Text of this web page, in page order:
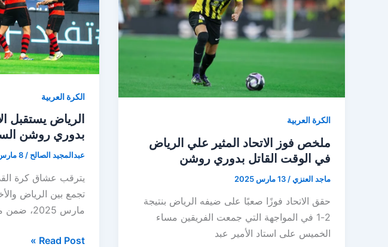
على
الرياض
في
الدوري
السعودي
الكرة العربية
ملخص فوز الاتحاد المثير علي الرياض
في الوقت القاتل بدوري روشن
ماجد العنزي/ 13 مارس 2025
حقق الاتحاد فوزًا صعبًا على ضيفه الرياض بنتيجة
2-1 في المواجهة التي جمعت الفريقين مساء
الخميس على استاد الأمير عبد
الكرة العربية
الرياض يستقبل
بدوري روشن
عبدالمجيد الصالح /8 مارس 2025
يترقب عشاق كرة
مارس 2025، ضمن منافسات الجولة
الرياض
Read Post »